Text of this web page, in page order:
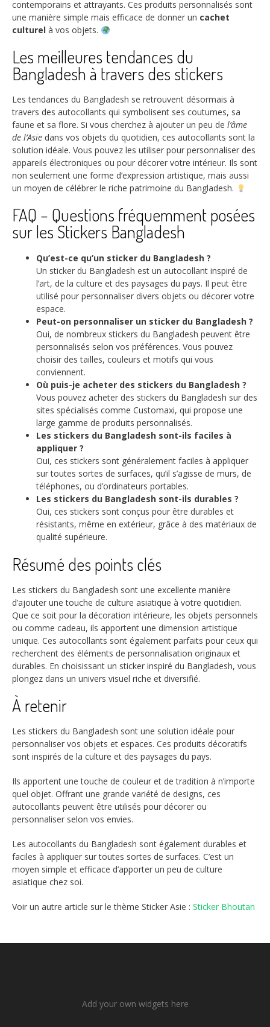
contemporains et attrayants. Ces produits personnalisés sont
une manière simple mais efficace de donner un cachet
culturel à vos objets.
Les meilleures tendances du
Bangladesh à travers des stickers
Les tendances du Bangladesh se retrouvent désormais à
travers des autocollants qui symbolisent ses coutumes, sa
faune et sa flore. Si vous cherchez à ajouter un peu de l’âme
de l’Asie dans vos objets du quotidien, ces autocollants sont la
solution idéale. Vous pouvez les utiliser pour personnaliser des
appareils électroniques ou pour décorer votre intérieur. Ils sont
non seulement une forme d’expression artistique, mais aussi
un moyen de célébrer le riche patrimoine du Bangladesh.
FAQ – Questions fréquemment posées
sur les Stickers Bangladesh
Qu’est-ce qu’un sticker du Bangladesh ?
Un sticker du Bangladesh est un autocollant inspiré de
l’art, de la culture et des paysages du pays. Il peut être
utilisé pour personnaliser divers objets ou décorer votre
espace.
Peut-on personnaliser un sticker du Bangladesh ?
Oui, de nombreux stickers du Bangladesh peuvent être
personnalisés selon vos préférences. Vous pouvez
choisir des tailles, couleurs et motifs qui vous
conviennent.
Où puis-je acheter des stickers du Bangladesh ?
Vous pouvez acheter des stickers du Bangladesh sur des
sites spécialisés comme Customaxi, qui propose une
large gamme de produits personnalisés.
Les stickers du Bangladesh sont-ils faciles à
appliquer ?
Oui, ces stickers sont généralement faciles à appliquer
sur toutes sortes de surfaces, qu’il s’agisse de murs, de
téléphones, ou d’ordinateurs portables.
Les stickers du Bangladesh sont-ils durables ?
Oui, ces stickers sont conçus pour être durables et
résistants, même en extérieur, grâce à des matériaux de
qualité supérieure.
Résumé des points clés
Les stickers du Bangladesh sont une excellente manière
d’ajouter une touche de culture asiatique à votre quotidien.
Que ce soit pour la décoration intérieure, les objets personnels
ou comme cadeau, ils apportent une dimension artistique
unique. Ces autocollants sont également parfaits pour ceux qui
recherchent des éléments de personnalisation originaux et
durables. En choisissant un sticker inspiré du Bangladesh, vous
plongez dans un univers visuel riche et diversifié.
À retenir
Les stickers du Bangladesh sont une solution idéale pour
personnaliser vos objets et espaces. Ces produits décoratifs
sont inspirés de la culture et des paysages du pays.
Ils apportent une touche de couleur et de tradition à n’importe
quel objet. Offrant une grande variété de designs, ces
autocollants peuvent être utilisés pour décorer ou
personnaliser selon vos envies.
Les autocollants du Bangladesh sont également durables et
faciles à appliquer sur toutes sortes de surfaces. C’est un
moyen simple et efficace d’apporter un peu de culture
asiatique chez soi.
Voir un autre article sur le thème Sticker Asie : Sticker Bhoutan
Add your own widgets here